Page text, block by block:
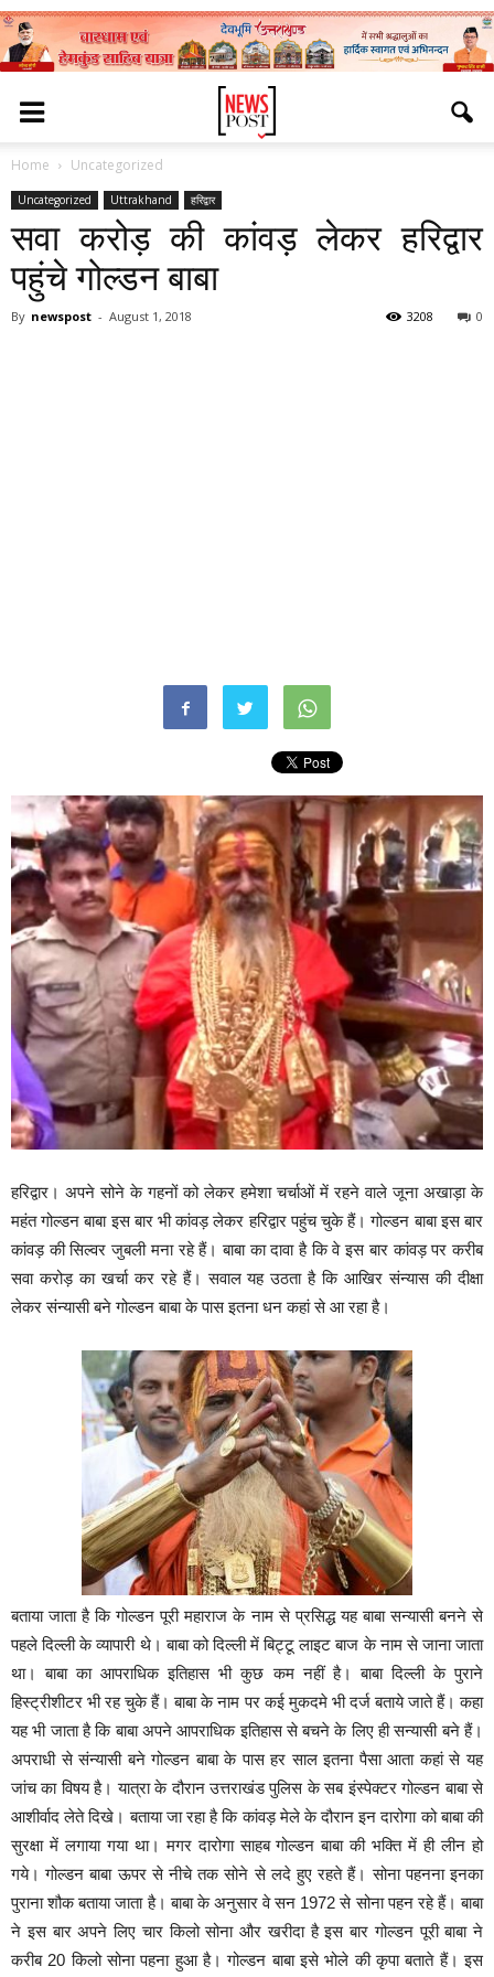
Home Uncategorized
Uncategorized Uttrakhand हरिद्वार
सवा करोड़ की कांवड़ लेकर हरिद्वार
पहुंचे गोल्डन बाबा
By newspost - August 1, 2018 0
3208
हरिद्वार। अपने सोने के गहनों को लेकर हमेशा चर्चाओं में रहने वाले जूना अखाड़ा के
महंत गोल्डन बाबा इस बार भी कांवड़ लेकर हरिद्वार पहुंच चुके हैं। गोल्डन बाबा इस बार
कांवड़ की सिल्वर जुबली मना रहे हैं। बाबा का दावा है कि वे इस बार कांवड़ पर करीब
सवा करोड़ का खर्चा कर रहे हैं। सवाल यह उठता है कि आखिर संन्यास की दीक्षा
लेकर संन्यासी बने गोल्डन बाबा के पास इतना धन कहां से आ रहा है।
बताया जाता है कि गोल्डन पूरी महाराज के नाम से प्रसिद्ध यह बाबा सन्यासी बनने से
पहले दिल्ली के व्यापारी थे। बाबा को दिल्ली में बिट्टू लाइट बाज के नाम से जाना जाता
था। बाबा का आपराधिक इतिहास भी कुछ कम नहीं है। बाबा दिल्ली के पुराने
हिस्ट्रीशीटर भी रह चुके हैं। बाबा के नाम पर कई मुकदमे भी दर्ज बताये जाते हैं। कहा
यह भी जाता है कि बाबा अपने आपराधिक इतिहास से बचने के लिए ही सन्यासी बने हैं।
अपराधी से संन्यासी बने गोल्डन बाबा के पास हर साल इतना पैसा आता कहां से यह
जांच का विषय है। यात्रा के दौरान उत्तराखंड पुलिस के सब इंस्पेक्टर गोल्डन बाबा से
आशीर्वाद लेते दिखे। बताया जा रहा है कि कांवड़ मेले के दौरान इन दारोगा को बाबा की
सुरक्षा में लगाया गया था। मगर दारोगा साहब गोल्डन बाबा की भक्ति में ही लीन हो
गये। गोल्डन बाबा ऊपर से नीचे तक सोने से लदे हुए रहते हैं। सोना पहनना इनका
पुराना शौक बताया जाता है। बाबा के अनुसार वे सन 1972 से सोना पहन रहे हैं। बाबा
ने इस बार अपने लिए चार किलो सोना और खरीदा है इस बार गोल्डन पूरी बाबा ने
करीब 20 किलो सोना पहना हुआ है। गोल्डन बाबा इसे भोले की कृपा बताते हैं। इस